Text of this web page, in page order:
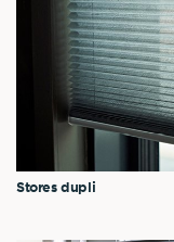
Stores dupli